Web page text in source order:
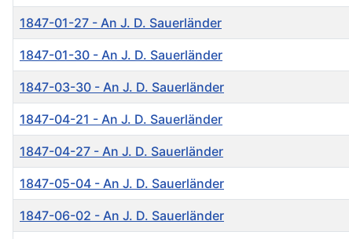
1847-01-27 - An J. D. Sauerländer
1847-01-30 - An J. D. Sauerländer
1847-03-30 - An J. D. Sauerländer
1847-04-21 - An J. D. Sauerländer
1847-04-27 - An J. D. Sauerländer
1847-05-04 - An J. D. Sauerländer
1847-06-02 - An J. D. Sauerländer